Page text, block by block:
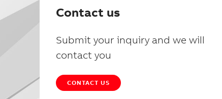
Contact us
Submit your inquiry and we will
contact you
CONTACT US